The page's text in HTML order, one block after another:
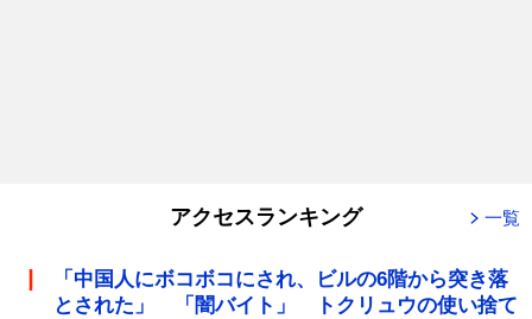
アクセスランキング 一覧
「中国人にボコボコにされ、ビルの6階から突き落
とされた」 「闇バイト」 トクリュウの使い捨て